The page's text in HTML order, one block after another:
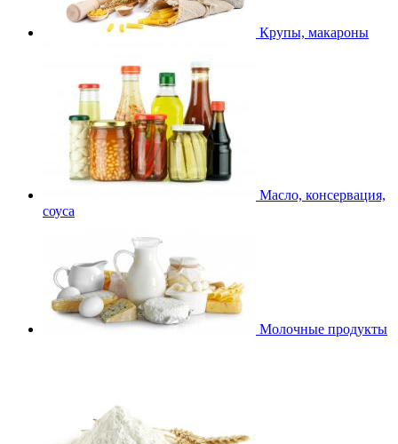
Крупы, макароны
Масло, консервация,
соуса
Молочные продукты